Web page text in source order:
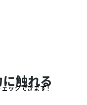
触れる
ックできます！